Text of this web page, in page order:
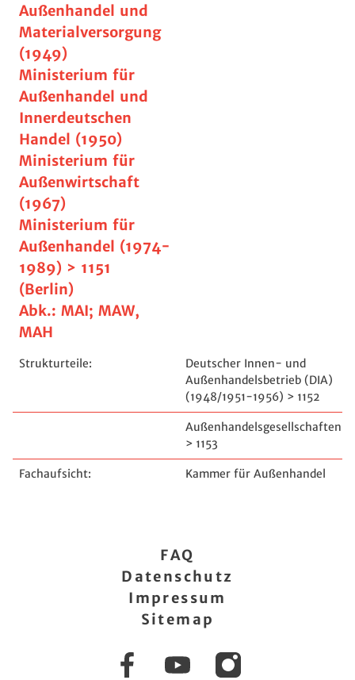
Außenhandel und
Materialversorgung
(1949)
Ministerium für
Außenhandel und
Innerdeutschen
Handel (1950)
Ministerium für
Außenwirtschaft
(1967)
Ministerium für
Außenhandel (1974-
1989) > 1151
(Berlin)
Abk.: MAI; MAW,
MAH
Strukturteile:
Deutscher Innen- und
Außenhandelsbetrieb (DIA)
(1948/1951-1956) > 1152
Außenhandelsgesellschaften
> 1153
Fachaufsicht: Kammer für Außenhandel
FacebookYouTubeInstagram
FAQ
Datenschutz
Impressum
Sitemap